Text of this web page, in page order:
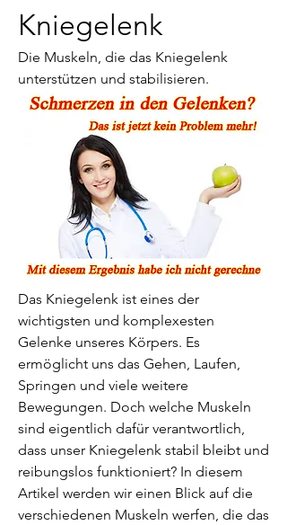
Kniegelenk
Die Muskeln, die das Kniegelenk
unterstützen und stabilisieren.
Das Kniegelenk ist eines der
wichtigsten und komplexesten
Gelenke unseres Körpers. Es
ermöglicht uns das Gehen, Laufen,
Springen und viele weitere
Bewegungen. Doch welche Muskeln
sind eigentlich dafür verantwortlich,
dass unser Kniegelenk stabil bleibt und
reibungslos funktioniert? In diesem
Artikel werden wir einen Blick auf die
verschiedenen Muskeln werfen, die das